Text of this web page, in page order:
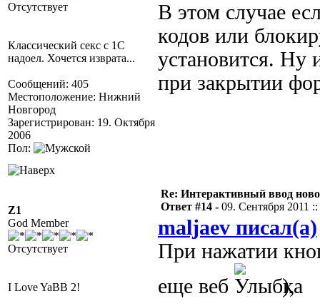
Отсутствует
Классический секс с 1С
надоел. Хочется изврата...
Сообщений: 405
Местоположение: Нижний
Новгород
Зарегистрирован: 19. Октября
2006
Пол:
В этом случае
кодов или
установится. Ну
при закрытии
Z1
God Member
Отсутствует
I Love YaBB 2!
Re: Интерактивный ввод
Ответ #14 - 09. Сентября 2011 ::
maljaev писал(а)
При нажатии
еще веб
),